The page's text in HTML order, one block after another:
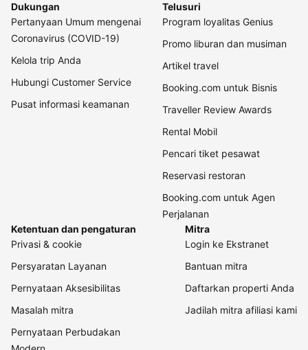
Dukungan
Pertanyaan Umum mengenai
Coronavirus (COVID-19)
Kelola trip Anda
Hubungi Customer Service
Pusat informasi keamanan
Telusuri
Program loyalitas Genius
Promo liburan dan musiman
Artikel travel
Booking.com untuk Bisnis
Traveller Review Awards
Rental Mobil
Pencari tiket pesawat
Reservasi restoran
Booking.com untuk Agen
Perjalanan
Ketentuan dan pengaturan
Privasi & cookie
Persyaratan Layanan
Pernyataan Aksesibilitas
Masalah mitra
Pernyataan Perbudakan
Mitra
Login ke Ekstranet
Bantuan mitra
Daftarkan properti Anda
Jadilah mitra afiliasi kami